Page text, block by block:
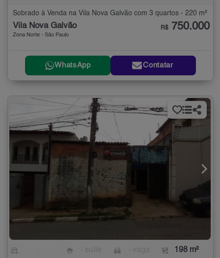
Sobrado à Venda na Vila Nova Galvão com 3 quartos - 220 m²
Vila Nova Galvão
Zona Norte - São Paulo
R$ 750.000
WhatsApp Contatar
198 m²